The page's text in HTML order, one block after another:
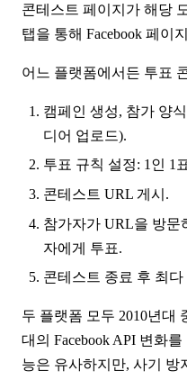
콘테스트 페이지가 해당
탭을 통해 Facebook 페이
어느 플랫폼에서든 투표
캠페인 생성, 참가 양
디어 업로드).
투표 규칙 설정: 1인 1
콘테스트 URL 게시.
참가자가 URL을 방문
자에게 투표.
콘테스트 종료 후 최
두 플랫폼 모두 2010년대
대의 Facebook API 변화
능은 유사하지만, 사기 방